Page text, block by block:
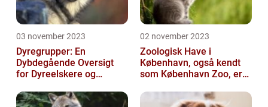
03 november 2023
Dyregrupper: En
Dybdegående Oversigt
for Dyreelskere og
02 november 2023
Zoologisk Have i
København, også kendt
som København Zoo, er
og mest populære ...